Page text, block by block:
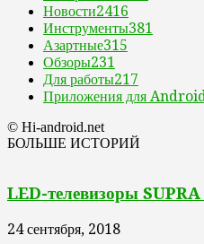
Новости2416
Инструменты381
Азартные315
Обзоры231
Для работы217
Приложения для
© Hi-android.net
БОЛЬШЕ ИСТОРИЙ
LED-телевизоры
24 сентября, 2018